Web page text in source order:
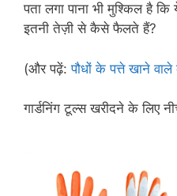
पता लगा पाना भी मुश्किल है
इतनी तेज़ी से कैसे फैलते हैं?
(और पढ़ें:पौधों के पत्ते खाने
गार्डनिंग टूल्स खरीदने के लिए